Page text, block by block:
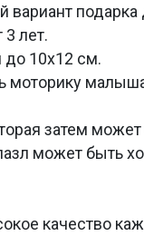
вариант
3 лет.
10х12 см.
моторику
затем
может быть
качество